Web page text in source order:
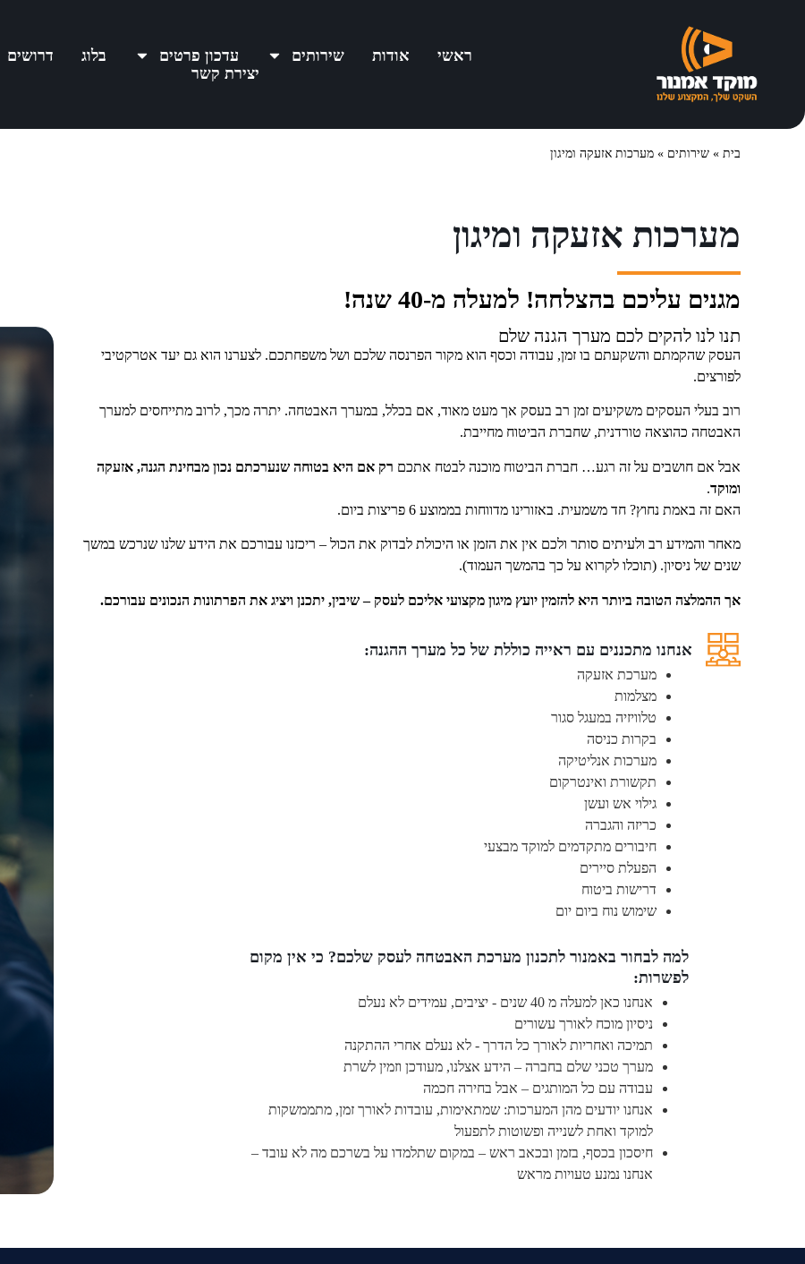
ראשי אודות שירותים עדכון פרטים בלוג
דרושים
יצירת קשר
בית » שירותים » מערכות אזעקה ומיגון
מערכות אזעקה ומיגון
מגנים עליכם בהצלחה! למעלה מ-40 שנה!
תנו לנו להקים לכם מערך הגנה שלם
העסק שהקמתם והשקעתם בו זמן, עבודה וכסף הוא מקור הפרנסה שלכם ושל משפחתכם. לצערנו הוא גם יעד אטרקטיבי
לפורצים.
רוב בעלי העסקים משקיעים זמן רב בעסק אך מעט מאוד, אם בכלל, במערך האבטחה. יתרה מכך, לרוב מתייחסים למערך
האבטחה כהוצאה טורדנית, שחברת הביטוח מחייבת.
אבל אם חושבים על זה רגע… חברת הביטוח מוכנה לבטח אתכם רק אם היא בטוחה שנערכתם נכון מבחינת הגנה, אזעקה
ומוקד.
האם זה באמת נחוץ? חד משמעית. באזורינו מדווחות בממוצע 6 פריצות ביום.
מאחר והמידע רב ולעיתים סותר ולכם אין את הזמן או היכולת לבדוק את הכול – ריכזנו עבורכם את הידע שלנו שנרכש במשך
שנים של ניסיון. (תוכלו לקרוא על כך בהמשך העמוד).
אך ההמלצה הטובה ביותר היא להזמין יועץ מיגון מקצועי אליכם לעסק – שיבין, יתכנן ויציג את הפרתונות הנכונים עבורכם.
אנחנו מתכננים עם ראייה כוללת של כל מערך ההגנה:
מערכת אזעקה
מצלמות
טלוויזיה במעגל סגור
בקרות כניסה
מערכות אנליטיקה
תקשורת ואינטרקום
גילוי אש ועשן
כריזה והגברה
חיבורים מתקדמים למוקד מבצעי
הפעלת סיירים
דרישות ביטוח
שימוש נוח ביום יום
למה לבחור באמנור לתכנון מערכת האבטחה לעסק שלכם? כי אין מקום
לפשרות:
אנחנו כאן למעלה מ 40 שנים - יציבים, עמידים לא נעלם
ניסיון מוכח לאורך עשורים
תמיכה ואחריות לאורך כל הדרך - לא נעלם אחרי ההתקנה
מערך טכני שלם בחברה – הידע אצלנו, מעודכן וזמין לשרת
עבודה עם כל המותגים – אבל בחירה חכמה
אנחנו יודעים מהן המערכות: שמתאימות, עובדות לאורך זמן, מתממשקות
למוקד ואחת לשנייה ופשוטות לתפעול
חיסכון בכסף, בזמן ובכאב ראש – במקום שתלמדו על בשרכם מה לא עובד –
אנחנו נמנע טעויות מראש